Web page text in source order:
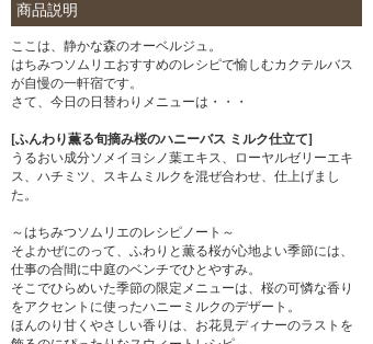
商品説明
ここは、静かな森のオーベルジュ。
はちみつソムリエおすすめのレシピで愉しむカクテルバス
が自慢の一軒宿です。
さて、今日の日替わりメニューは・・・
[ふんわり薫る旬摘み桜のハニーバス ミルク仕立て]
うるおい成分ソメイヨシノ葉エキス、ローヤルゼリーエキ
ス、ハチミツ、スキムミルクを混ぜ合わせ、仕上げまし
た。
～はちみつソムリエのレシピノート～
そよかぜにのって、ふわりと薫る桜が心地よい季節には、
仕事の合間に中庭のベンチでひとやすみ。
そこでひらめいた季節の限定メニューは、桜の可憐な香り
をアクセントに使ったハニーミルクのデザート。
ほんのり甘くやさしい香りは、お花見ディナーのラストを